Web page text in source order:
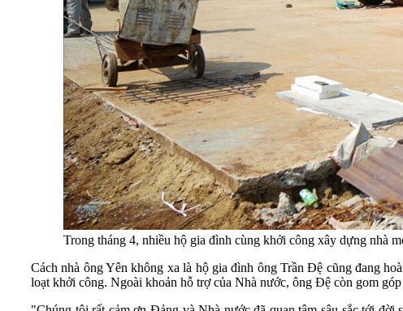
Trong tháng 4, nhiều hộ gia đình cùng khởi công xây dựng nhà
Cách nhà ông Yên không xa là hộ gia đình ông Trần Đệ cũng đang
loạt khởi công. Ngoài khoản hỗ trợ của Nhà nước, ông Đệ còn gom